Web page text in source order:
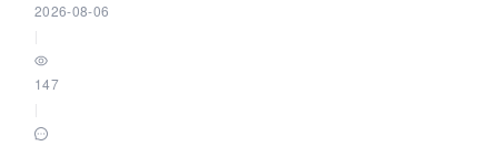
2026-08-06
147